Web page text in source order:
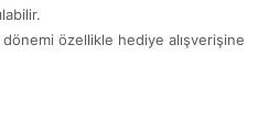
özellikle hediye alışverişine